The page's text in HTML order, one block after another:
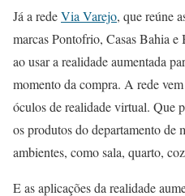
Já a redeVia Varejo, que reúne
marcas Pontofrio, Casas Bahia
ao usar a realidade aumentada
momento da compra. A rede
óculos de realidade virtual. Que
os produtos do departamento de
ambientes, como sala, quarto,
E as aplicações da realidade